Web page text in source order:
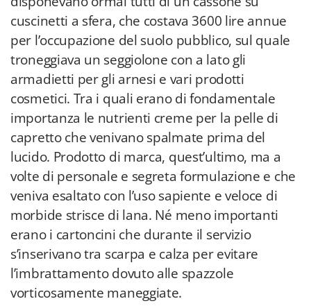
cuscinetti a sfera, che costava 3600 lire annue
per l’occupazione del suolo pubblico, sul quale
troneggiava un seggiolone con a lato gli
armadietti per gli arnesi e vari prodotti
cosmetici. Tra i quali erano di fondamentale
importanza le nutrienti creme per la pelle di
capretto che venivano spalmate prima del
lucido. Prodotto di marca, quest’ultimo, ma a
volte di personale e segreta formulazione e che
veniva esaltato con l’uso sapiente e veloce di
morbide strisce di lana. Né meno importanti
erano i cartoncini che durante il servizio
s’inserivano tra scarpa e calza per evitare
l’imbrattamento dovuto alle spazzole
vorticosamente maneggiate.